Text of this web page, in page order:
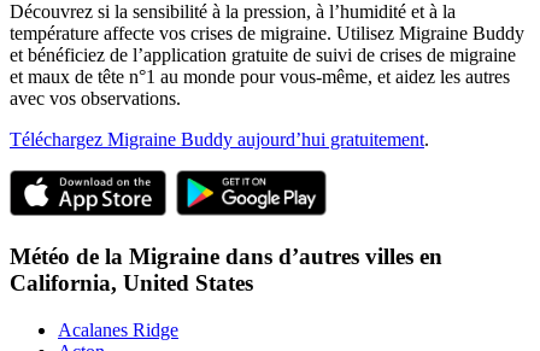
Découvrez si la sensibilité à la pression, à l’humidité et à la
température affecte vos crises de migraine. Utilisez Migraine Buddy
et bénéficiez de l’application gratuite de suivi de crises de migraine
et maux de tête n°1 au monde pour vous-même, et aidez les autres
avec vos observations.
Téléchargez Migraine Buddy aujourd’hui gratuitement.
Météo de la Migraine dans d’autres villes en
California, United States
Acalanes Ridge